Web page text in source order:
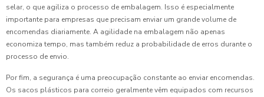
selar, o que agiliza o processo de embalagem. Isso é especialmente
importante para empresas que precisam enviar um grande volume de
encomendas diariamente. A agilidade na embalagem não apenas
economiza tempo, mas também reduz a probabilidade de erros durante o
processo de envio.
Por fim, a segurança é uma preocupação constante ao enviar encomendas.
Os sacos plásticos para correio geralmente vêm equipados com recursos